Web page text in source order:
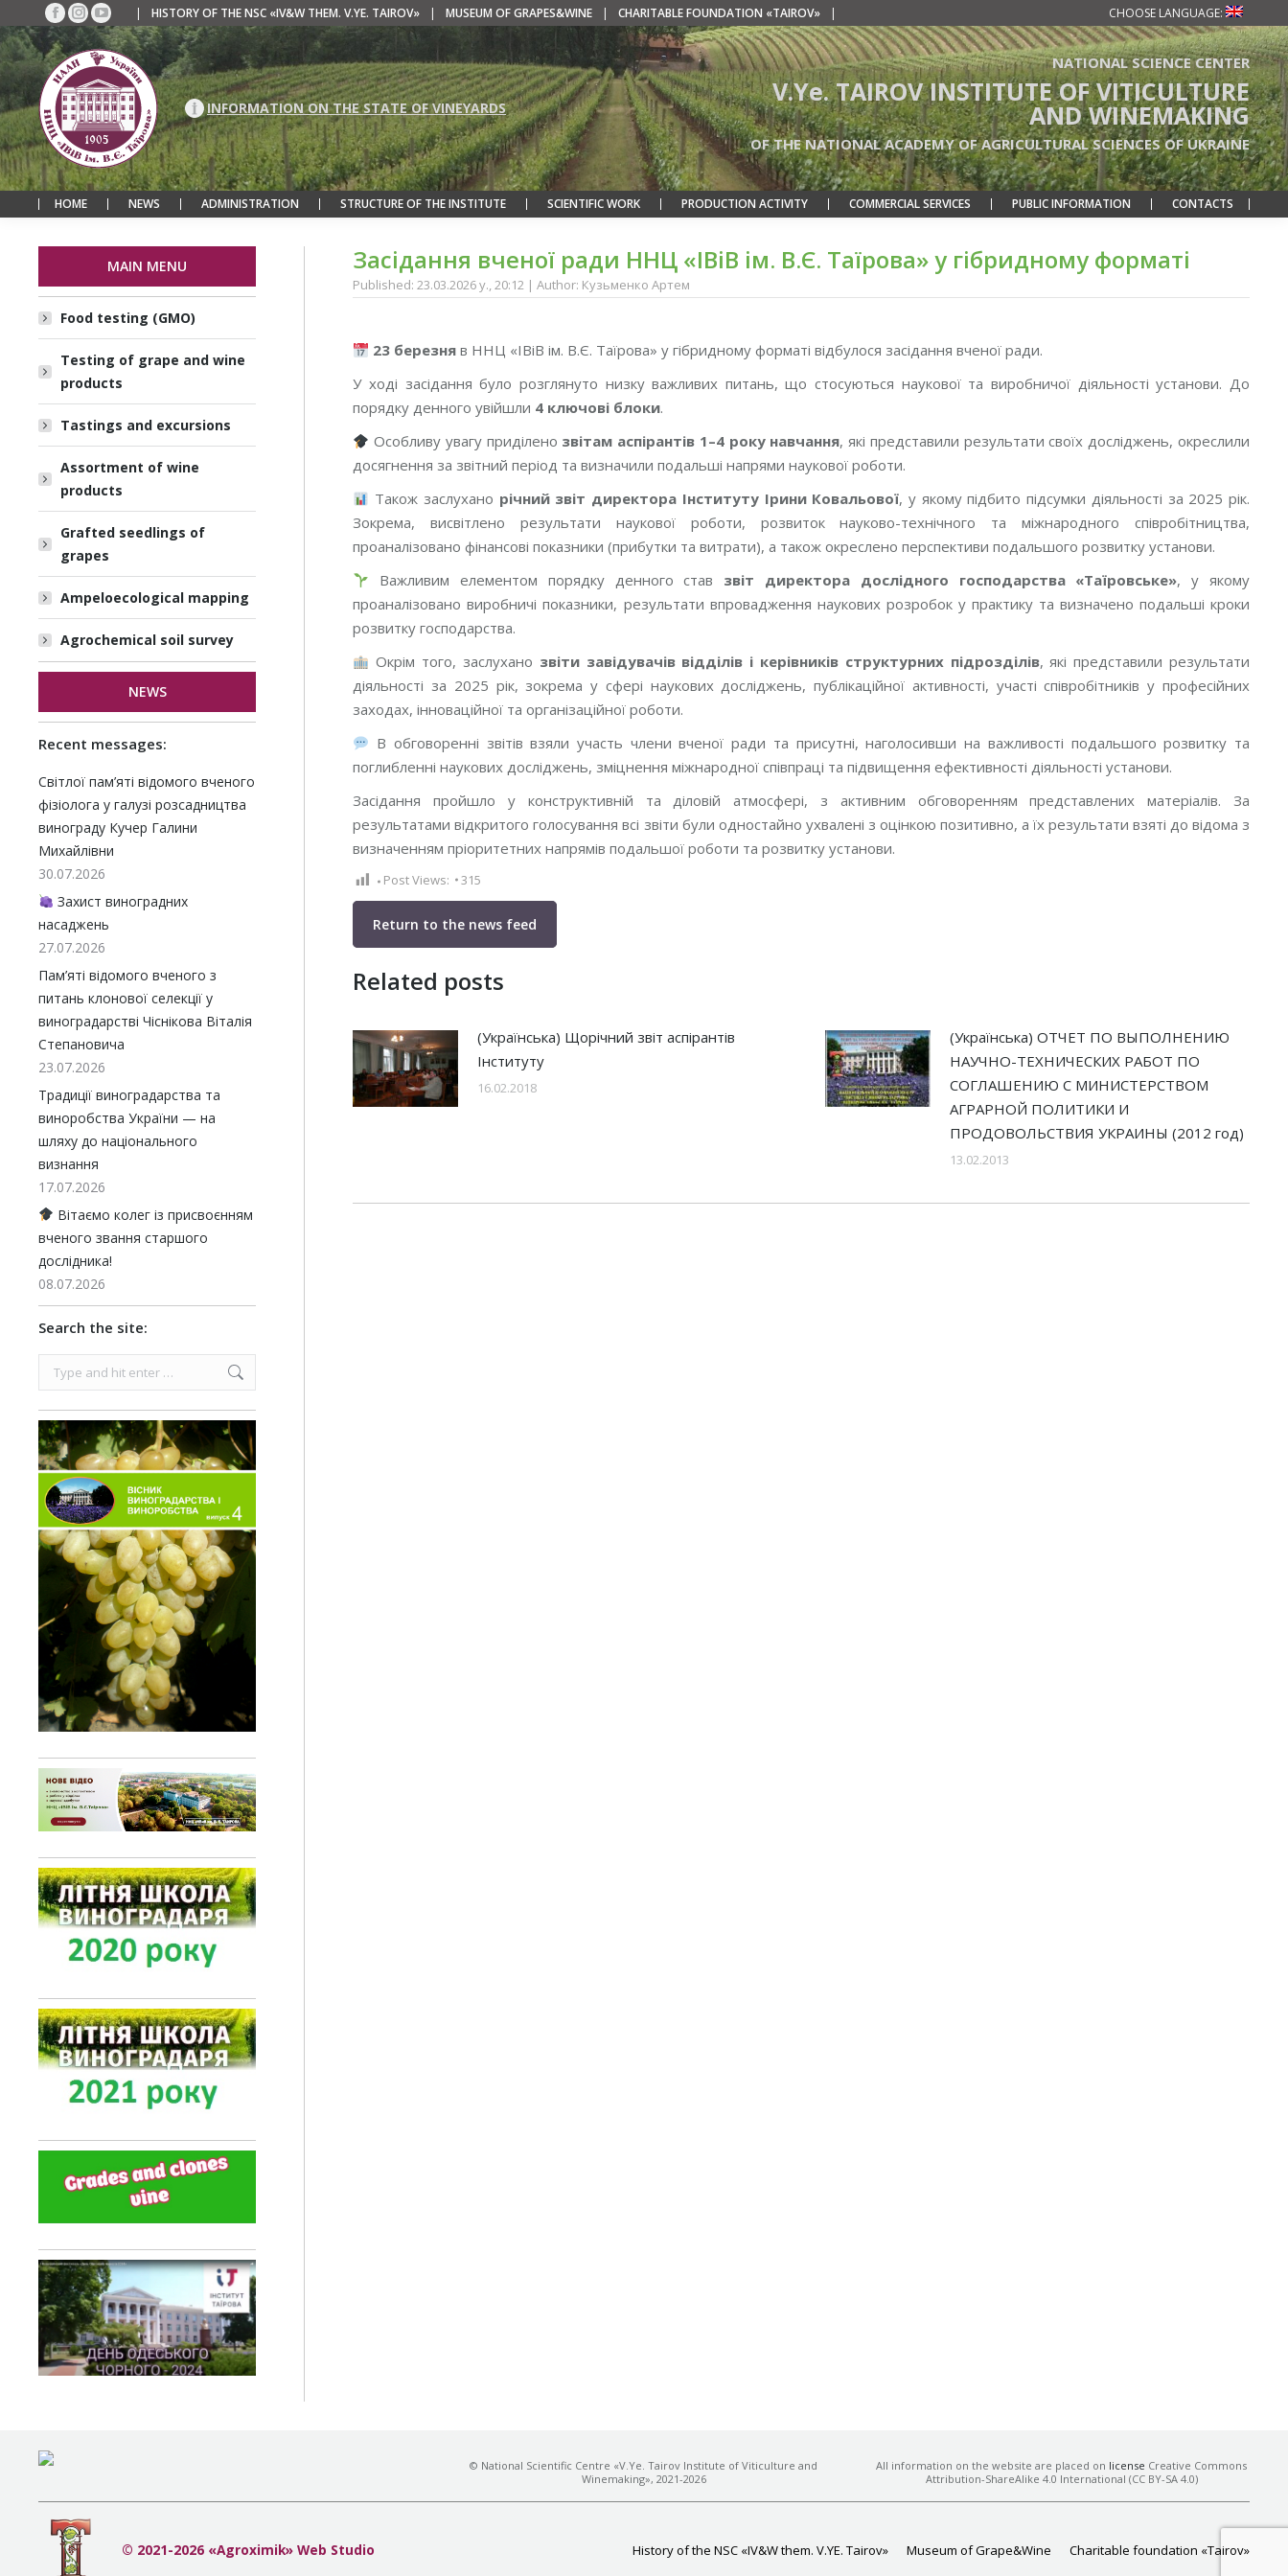
Facebook
page
opens
in
new
window
Instagram
page
opens
in
new
window
YouTube
page
opens
in
new
window
| HISTORY OF THE NSC «IV&W THEM. V.YE. TAIROV» | MUSEUM OF GRAPES&WINE | CHARITABLE FOUNDATION «TAIROV» | CHOOSE LANGUAGE:
INFORMATION ON THE STATE OF VINEYARDS
NATIONAL SCIENCE CENTER
V.Ye. TAIROV INSTITUTE OF VITICULTURE
AND WINEMAKING
OF THE NATIONAL ACADEMY OF AGRICULTURAL SCIENCES OF UKRAINE
HOME NEWS ADMINISTRATION STRUCTURE OF THE INSTITUTE SCIENTIFIC WORK PRODUCTION ACTIVITY COMMERCIAL SERVICES PUBLIC INFORMATION CONTACTS
Засідання вченої ради ННЦ «ІВіВ ім. В.Є. Таїрова» у гібридному форматі
Published: 23.03.2026 y., 20:12 | Author: Кузьменко Артем
23 березня в ННЦ «ІВіВ ім. В.Є. Таїрова» у гібридному форматі відбулося засідання вченої ради.
У ході засідання було розглянуто низку важливих питань, що стосуються наукової та виробничої діяльності установи. До
порядку денного увійшли 4 ключові блоки.
Особливу увагу приділено звітам аспірантів 1–4 року навчання, які представили результати своїх досліджень, окреслили
досягнення за звітний період та визначили подальші напрями наукової роботи.
Також заслухано річний звіт директора Інституту Ірини Ковальової, у якому підбито підсумки діяльності за 2025 рік.
Зокрема, висвітлено результати наукової роботи, розвиток науково-технічного та міжнародного співробітництва,
проаналізовано фінансові показники (прибутки та витрати), а також окреслено перспективи подальшого розвитку установи.
Важливим елементом порядку денного став звіт директора дослідного господарства «Таїровське», у якому
проаналізовано виробничі показники, результати впровадження наукових розробок у практику та визначено подальші кроки
розвитку господарства.
Окрім того, заслухано звіти завідувачів відділів і керівників структурних підрозділів, які представили результати
діяльності за 2025 рік, зокрема у сфері наукових досліджень, публікаційної активності, участі співробітників у професійних
заходах, інноваційної та організаційної роботи.
В обговоренні звітів взяли участь члени вченої ради та присутні, наголосивши на важливості подальшого розвитку та
поглибленні наукових досліджень, зміцнення міжнародної співпраці та підвищення ефективності діяльності установи.
Засідання пройшло у конструктивній та діловій атмосфері, з активним обговоренням представлених матеріалів. За
результатами відкритого голосування всі звіти були одностайно ухвалені з оцінкою позитивно, а їх результати взяті до відома з
визначенням пріоритетних напрямів подальшої роботи та розвитку установи.
Post Views: 315
Return to the news feed
Related posts
(Українська) Щорічний звіт аспірантів
Інституту
16.02.2018
(Українська) ОТЧЕТ ПО ВЫПОЛНЕНИЮ
НАУЧНО-ТЕХНИЧЕСКИХ РАБОТ ПО
СОГЛАШЕНИЮ С МИНИСТЕРСТВОМ
АГРАРНОЙ ПОЛИТИКИ И
ПРОДОВОЛЬСТВИЯ УКРАИНЫ (2012 год)
13.02.2013
MAIN MENU
Food testing (GMO)
Testing of grape and wine
products
Tastings and excursions
Assortment of wine
products
Grafted seedlings of
grapes
Ampeloecological mapping
Agrochemical soil survey
NEWS
Recent messages:
Світлої пам’яті відомого вченого
фізіолога у галузі розсадництва
винограду Кучер Галини
Михайлівни
30.07.2026
Захист виноградних
насаджень
27.07.2026
Пам’яті відомого вченого з
питань клонової селекції у
виноградарстві Чіснікова Віталія
Степановича
23.07.2026
Традиції виноградарства та
виноробства України — на
шляху до національного
визнання
17.07.2026
Вітаємо колег із присвоєнням
вченого звання старшого
дослідника!
08.07.2026
Search the site:
Search:
© National Scientific Centre «V.Ye. Tairov Institute of Viticulture and
Winemaking», 2021-2026
All information on the website are placed on license Creative Commons
Attribution-ShareAlike 4.0 International (CC BY-SA 4.0)
© 2021-2026 «Agroximik» Web Studio History of the NSC «IV&W them. V.YE. Tairov» Museum of Grape&Wine Charitable foundation «Tairov»